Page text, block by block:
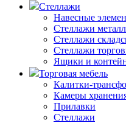
Стеллажи
Навесные
Стеллажи
Стеллажи
Стеллажи
Ящики и
Торговая мебель
Калитки-
Камеры
Прилавки
Стеллажи